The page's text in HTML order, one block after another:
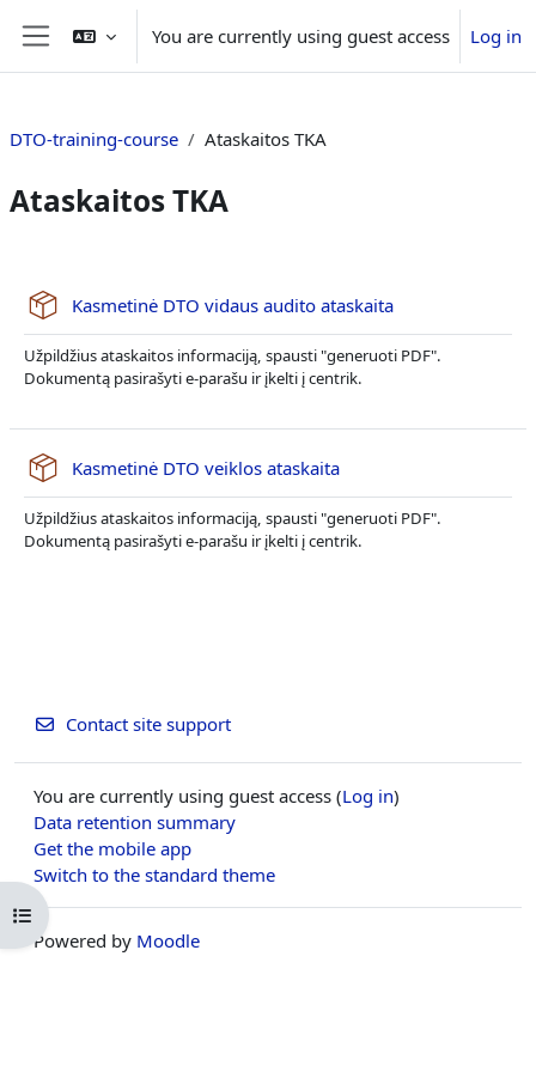
Skip to main content
Side panel
You are currently using guest access Log in
Open course index
DTO-training-course Ataskaitos TKA
Ataskaitos TKA
Kasmetinė DTO vidaus audito ataskaitaSCORM package
Užpildžius ataskaitos informaciją, spausti "generuoti PDF".
Dokumentą pasirašyti e-parašu ir įkelti į centrik.
Kasmetinė DTO veiklos ataskaitaSCORM package
Užpildžius ataskaitos informaciją, spausti "generuoti PDF".
Dokumentą pasirašyti e-parašu ir įkelti į centrik.
Contact site support
You are currently using guest access (Log in)
Data retention summary
Get the mobile app
Switch to the standard theme
Powered by Moodle